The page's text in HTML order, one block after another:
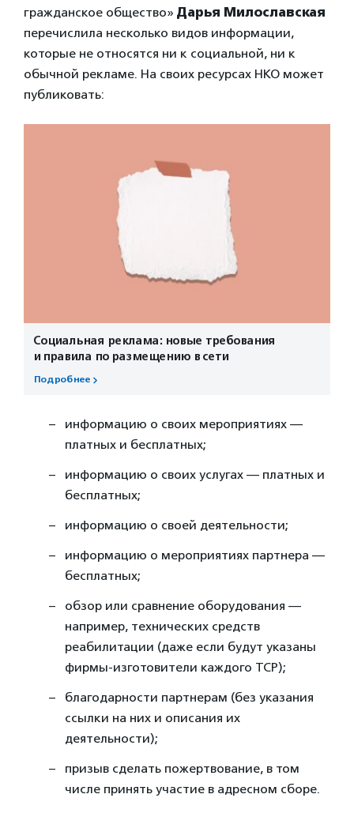
гражданское общество» Дарья Милославская
перечислила несколько видов информации,
которые не относятся ни к социальной, ни к
обычной рекламе. На своих ресурсах НКО может
публиковать:
Социальная реклама: новые требования
и правила по размещению в сети
Подробнее
информацию о своих мероприятиях —
платных и бесплатных;
информацию о своих услугах — платных и
бесплатных;
информацию о своей деятельности;
информацию о мероприятиях партнера —
бесплатных;
обзор или сравнение оборудования —
например, технических средств
реабилитации (даже если будут указаны
фирмы-изготовители каждого ТСР);
благодарности партнерам (без указания
ссылки на них и описания их
деятельности);
призыв сделать пожертвование, в том
числе принять участие в адресном сборе.